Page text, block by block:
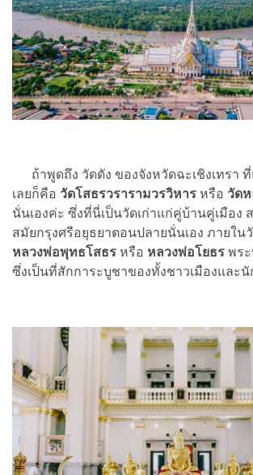
ถ้าพูดถึง วัดดัง ของจังหวัดฉะเชิงเทรา
เลยก็คือ วัดโสธรวรารามวรวิหาร หรือ วัด
นั่นเองค่ะ ซึ่งที่นี่เป็นวัดเก่าแก่คู่บ้านคู่เมือง
สมัยกรุงศรีอยุธยาตอนปลายนั่นเอง ภายใน
หลวงพ่อพุทธโสธร หรือ หลวงพ่อโยธร พร
ซึ่งเป็นที่สักการะบูชาของทั้งชาวเมืองและนั